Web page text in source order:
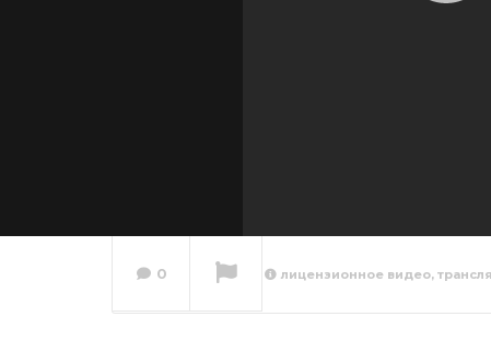
0 лицензионное видео,